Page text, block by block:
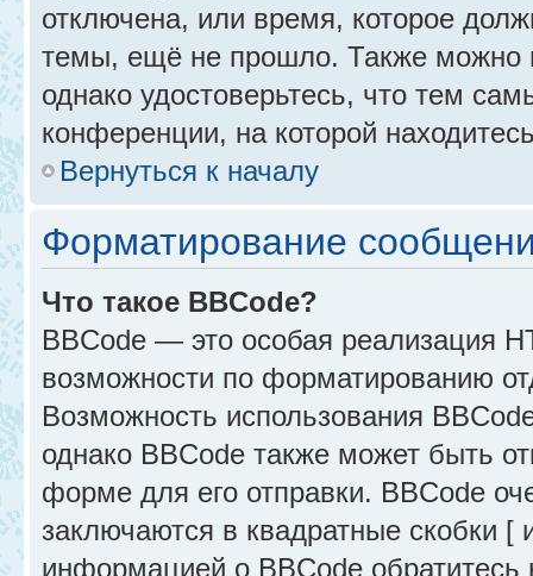
отключена, или время, которое
темы, ещё не прошло. Также можно
однако удостоверьтесь, что тем
конференции, на которой
Вернуться к началу
Форматирование
Что такое BBCode?
BBCode — это особая реализация
возможности по форматированию
Возможность использования
однако BBCode также может быть
форме для его отправки. BBCode
заключаются в квадратные скобки
информацией о BBCode обратитесь